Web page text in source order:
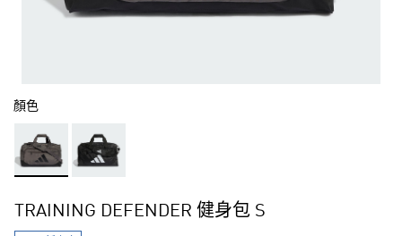
顏色
TRAINING DEFENDER 健身包 S